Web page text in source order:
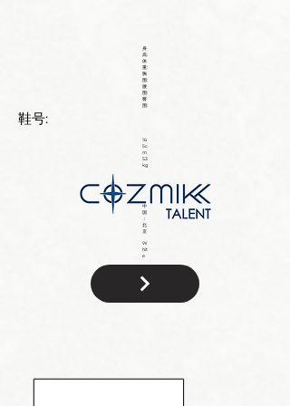
W
hit
e
中
国
：
北
京
身
高:
体
重:
胸
围:
腰
围:
臀
围:
鞋号:
16
5c
m
53
kg
籍: